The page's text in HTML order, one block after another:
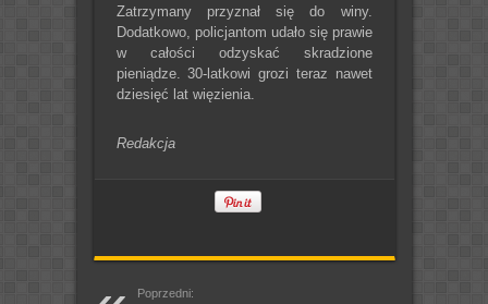
Zatrzymany przyznał się do winy.
Dodatkowo, policjantom udało się prawie
w całości odzyskać skradzione
pieniądze. 30-latkowi grozi teraz nawet
dziesięć lat więzienia.
Redakcja
Poprzedni: